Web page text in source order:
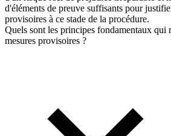
d'éléments de preuve suffisants pour
provisoires à ce stade de la procédure.
Quels sont les principes fondamentaux qui
mesures provisoires ?